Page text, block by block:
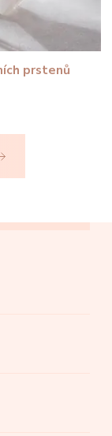
prstenů